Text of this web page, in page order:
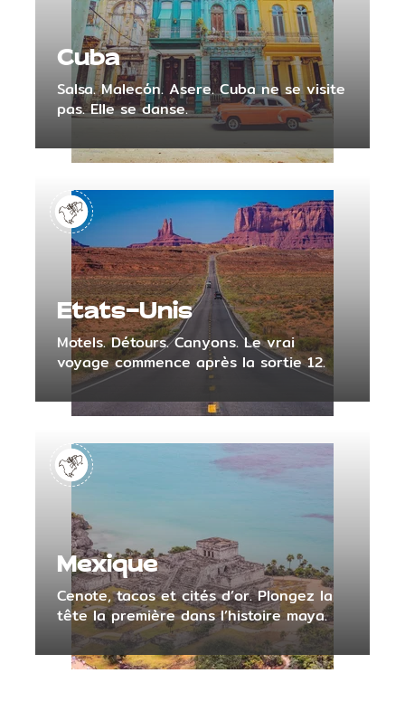
Cuba
Salsa. Malecón. Asere. Cuba ne se visite
pas. Elle se danse.
Etats-Unis
Motels. Détours. Canyons. Le vrai
voyage commence après la sortie 12.
Mexique
Cenote, tacos et cités d’or. Plongez la
tête la première dans l’histoire maya.